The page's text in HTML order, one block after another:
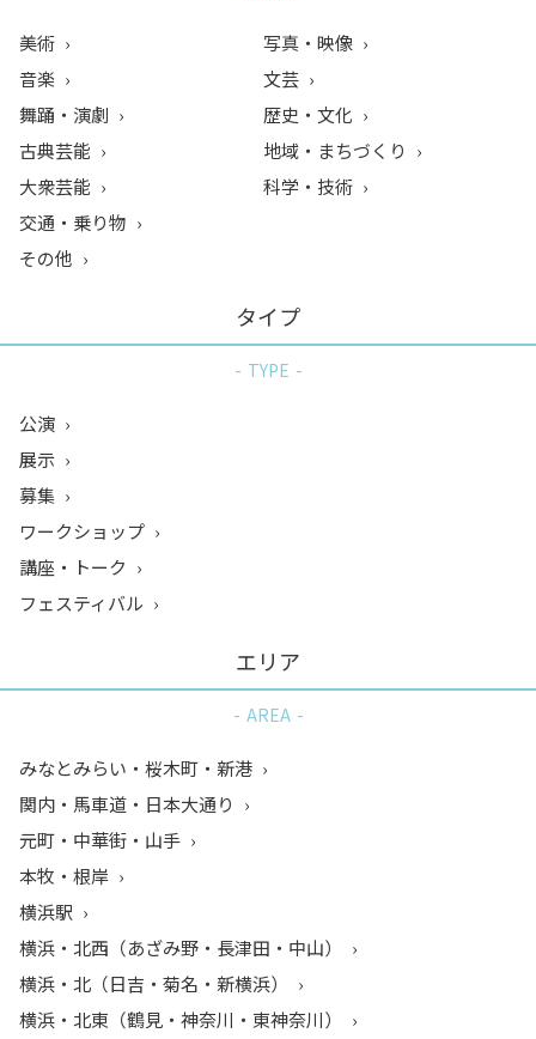
美術
音楽
舞踊・演劇
古典芸能
大衆芸能
写真・映像
文芸
歴史・文化
地域・まちづくり
科学・技術
交通・乗り物
その他
タイプ
TYPE
公演
展示
募集
ワークショップ
講座・トーク
フェスティバル
エリア
AREA
みなとみらい・桜木町・新港
関内・馬車道・日本大通り
元町・中華街・山手
本牧・根岸
横浜駅
横浜・北西（あざみ野・長津田・中山）
横浜・北（日吉・菊名・新横浜）
横浜・北東（鶴見・神奈川・東神奈川）